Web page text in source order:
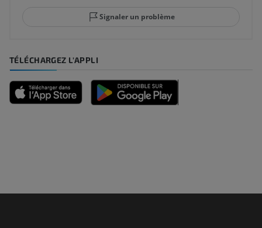
Signaler un problème
TÉLÉCHARGEZ L'APPLI